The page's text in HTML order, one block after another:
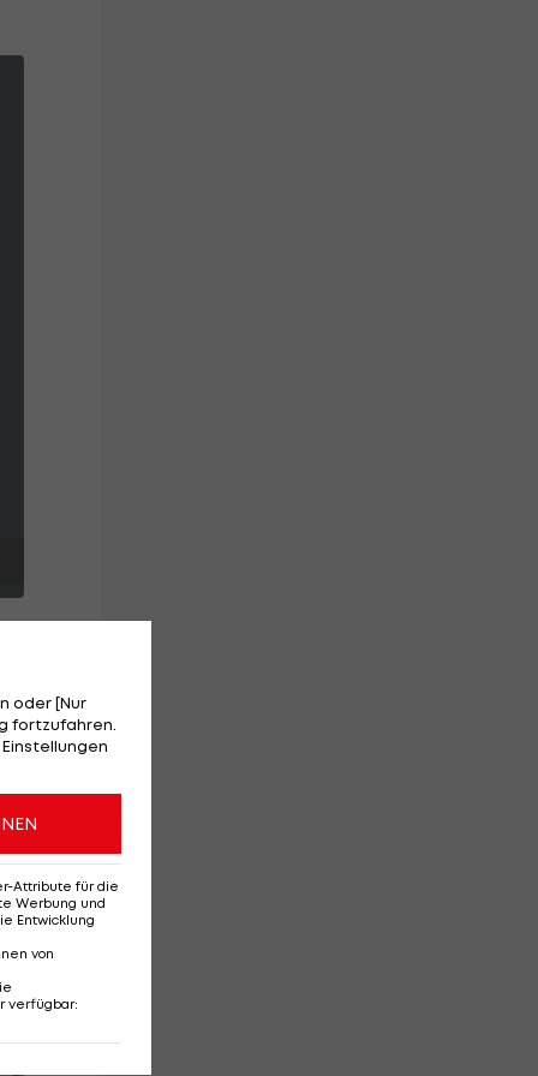
oder [Nur
fortzufahren.
Attribute für die
Werbung und
Entwicklung
von
verfügbar: